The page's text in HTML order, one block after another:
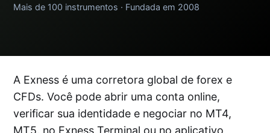
Mais de 100 instrumentos · Fundada em 2008
A Exness é uma corretora global de forex e
CFDs. Você pode abrir uma conta online,
verificar sua identidade e negociar no MT4,
MT5, no Exness Terminal ou no aplicativo